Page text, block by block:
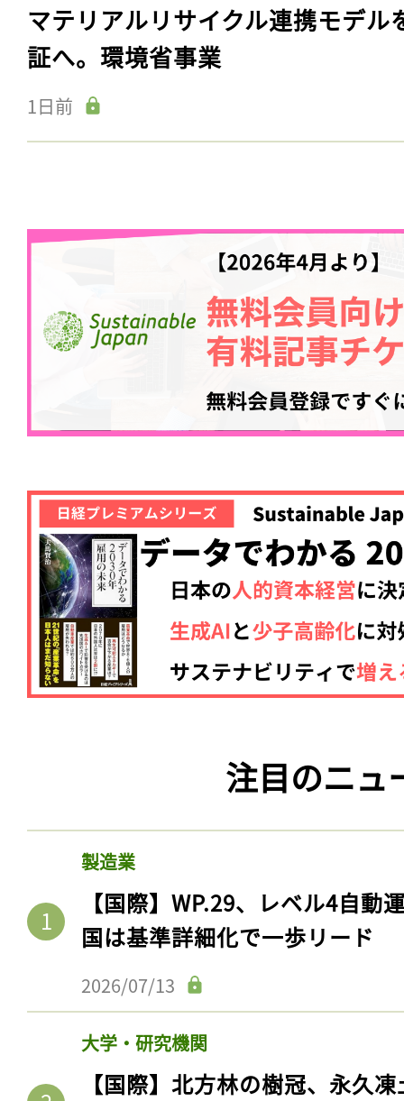
マテリアルリサイクル連携モデル
証へ。環境省事業
1日前
注目のニュ
製造業
【国際】WP.29、レベル4自動
国は基準詳細化で一歩リード
2026/07/13
大学・研究機関
【国際】北方林の樹冠、永久